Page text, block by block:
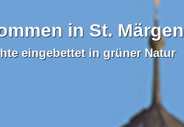
in St. Märgen
eingebettet in grüner Natur